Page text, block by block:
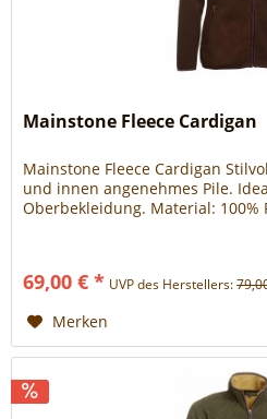
Mainstone Fleece Cardigan
Mainstone Fleece Cardigan
und innen angenehmes Pile.
Oberbekleidung. Material: 100%
69,00 € * UVP des Herstellers:
Merken